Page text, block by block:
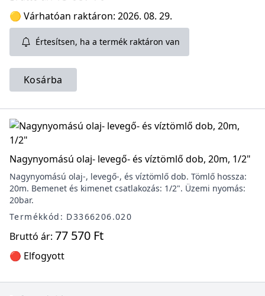
🟡 Várhatóan raktáron: 2026. 08. 29.
Értesítsen, ha a termék raktáron van
Kosárba
Nagynyomású olaj- levegő- és víztömlő dob, 20m, 1/2"
Nagynyomású olaj-, levegő-, és víztömlő dob. Tömlő hossza:
20m. Bemenet és kimenet csatlakozás: 1/2". Üzemi nyomás:
20bar.
Termékkód: D3366206.020
Bruttó ár: 77 570 Ft
🔴 Elfogyott